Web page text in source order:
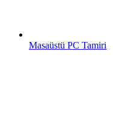
Masaüstü PC Tamiri